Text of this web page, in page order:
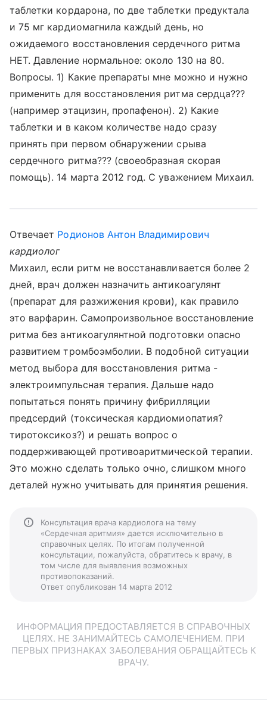
таблетки кордарона, по две таблетки предуктала
и 75 мг кардиомагнила каждый день, но
ожидаемого восстановления сердечного ритма
НЕТ. Давление нормальное: около 130 на 80.
Вопросы. 1) Какие препараты мне можно и нужно
применить для восстановления ритма сердца???
(например этацизин, пропафенон). 2) Какие
таблетки и в каком количестве надо сразу
принять при первом обнаружении срыва
сердечного ритма??? (своеобразная скорая
помощь). 14 марта 2012 год. С уважением Михаил.
Отвечает Родионов Антон Владимирович
кардиолог
Михаил, если ритм не восстанавливается более 2
дней, врач должен назначить антикоагулянт
(препарат для разжижения крови), как правило
это варфарин. Самопроизвольное восстановление
ритма без антикоагулянтной подготовки опасно
развитием тромбоэмболии. В подобной ситуации
метод выбора для восстановления ритма -
электроимпульсная терапия. Дальше надо
попытаться понять причину фибрилляции
предсердий (токсическая кардиомиопатия?
тиротоксикоз?) и решать вопрос о
поддерживающей противоаритмической терапии.
Это можно сделать только очно, слишком много
деталей нужно учитывать для принятия решения.
Консультация врача кардиолога на тему
«Сердечная аритмия» дается исключительно в
справочных целях. По итогам полученной
консультации, пожалуйста, обратитесь к врачу, в
том числе для выявления возможных
противопоказаний.
Ответ опубликован 14 марта 2012
ИНФОРМАЦИЯ ПРЕДОСТАВЛЯЕТСЯ В СПРАВОЧНЫХ
ЦЕЛЯХ. НЕ ЗАНИМАЙТЕСЬ САМОЛЕЧЕНИЕМ. ПРИ
ПЕРВЫХ ПРИЗНАКАХ ЗАБОЛЕВАНИЯ ОБРАЩАЙТЕСЬ К
ВРАЧУ.